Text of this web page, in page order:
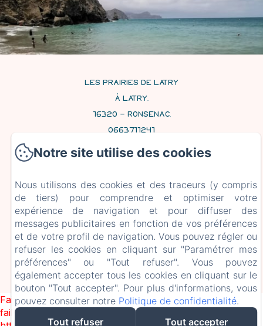
LES PRAIRIES DE LATRY
À LATRY,
16320 - RONSENAC,
0663711241
CONTACTEZ NOUS
CHAMBRES ET SUITES
CONTACT
CRÉÉ PAR AMENITIZ
Failed to load BookingEngine/index: Loading chunk 93
failed. (missing:
Notre site utilise des cookies
Nous utilisons des cookies et des traceurs (y compris
de tiers) pour comprendre et optimiser votre
expérience de navigation et pour diffuser des
messages publicitaires en fonction de vos préférences
et de votre profil de navigation. Vous pouvez régler ou
refuser les cookies en cliquant sur "Paramétrer mes
préférences" ou "Tout refuser". Vous pouvez
également accepter tous les cookies en cliquant sur le
bouton "Tout accepter". Pour plus d'informations, vous
pouvez consulter notre Politique de confidentialité.
Tout refuser
Tout accepter